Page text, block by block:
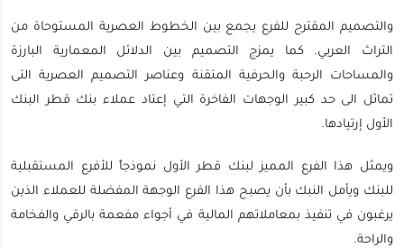
والتصميم المقترح للفرع يجمع بين الخطوط العصرية المستوحاة من
التراث العربي. كما يمزج التصميم بين الدلائل المعمارية البارزة
والمساحات الرحبة والحرفية المتقنة وعناصر التصميم العصرية التى
تماثل الى حد كبير الوجهات الفاخرة التي إعتاد عملاء بنك قطر البنك
الأول إرتيادها.
ويمثل هذا الفرع المميز لبنك قطر الأول نموذجاً للأفرع المستقبلية
للبنك ويأمل النبك بأن يصبح هذا الفرع الوجهة المفضلة للعملاء الذين
يرغبون في تنفيذ بمعاملاتهم المالية في أجواء مفعمة بالرقي والفخامة
والراحة.